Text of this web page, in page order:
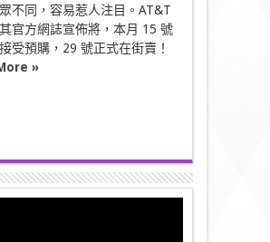
不同，容易惹人注目。AT&T
官方網誌宣佈將，本月 15 號
受預購，29 號正式在街賣！
»